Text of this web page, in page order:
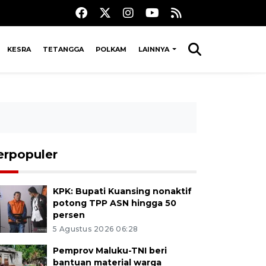
KESRA TETANGGA POLKAM LAINNYA
KPK: Bupati Kuansing nonaktif
potong TPP ASN hingga 50
persen
5 Agustus 2026 06:28
Pemprov Maluku-TNI beri
bantuan material warga